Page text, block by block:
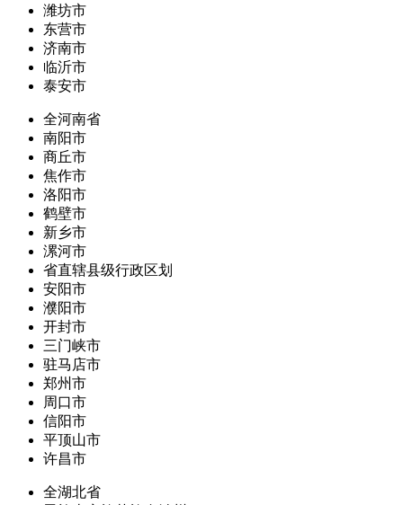
潍坊市
东营市
济南市
临沂市
泰安市
全河南省
南阳市
商丘市
焦作市
洛阳市
鹤壁市
新乡市
漯河市
省直辖县级行政区划
安阳市
濮阳市
开封市
三门峡市
驻马店市
郑州市
周口市
信阳市
平顶山市
许昌市
全湖北省